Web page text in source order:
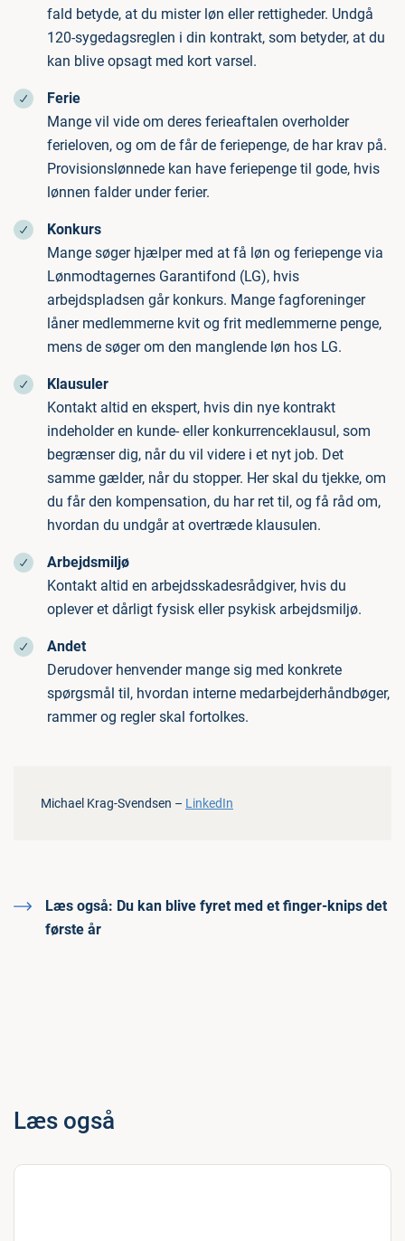
fald betyde, at du mister løn eller rettigheder. Undgå
120-sygedagsreglen i din kontrakt, som betyder, at du
kan blive opsagt med kort varsel.
Ferie
Mange vil vide om deres ferieaftalen overholder
ferieloven, og om de får de feriepenge, de har krav på.
Provisionslønnede kan have feriepenge til gode, hvis
lønnen falder under ferier.
Konkurs
Mange søger hjælper med at få løn og feriepenge via
Lønmodtagernes Garantifond (LG), hvis
arbejdspladsen går konkurs. Mange fagforeninger
låner medlemmerne kvit og frit medlemmerne penge,
mens de søger om den manglende løn hos LG.
Klausuler
Kontakt altid en ekspert, hvis din nye kontrakt
indeholder en kunde- eller konkurrenceklausul, som
begrænser dig, når du vil videre i et nyt job. Det
samme gælder, når du stopper. Her skal du tjekke, om
du får den kompensation, du har ret til, og få råd om,
hvordan du undgår at overtræde klausulen.
Arbejdsmiljø
Kontakt altid en arbejdsskadesrådgiver, hvis du
oplever et dårligt fysisk eller psykisk arbejdsmiljø.
Andet
Derudover henvender mange sig med konkrete
spørgsmål til, hvordan interne medarbejderhåndbøger,
rammer og regler skal fortolkes.
Michael Krag-Svendsen – LinkedIn
Læs også: Du kan blive fyret med et finger-knips det
første år
Læs også